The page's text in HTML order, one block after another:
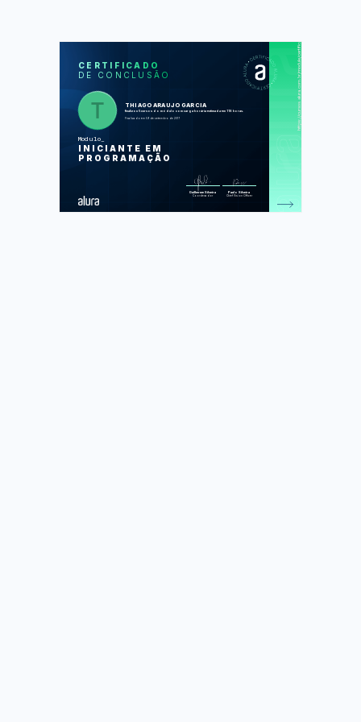
CERTIFICADO
DE CONCLUSÃO
THIAGOARAUJOGARCIA
finalizou 5 cursos do módulo com carga horária estimada em 118 horas.
Finalizado em 09 de setembro de 2017
Modulo
INICIANTE EM
PROGRAMAÇÃO
Guilherme Silveira
Coordenador
Paulo Silveira
Chief Vision Officer
CUR
SOS
JavaScript e HTML: desenvolva um
jogo e pratique lógica de programação
com desenhos, animações e um jogo
HTML5 e CSS3 I: Suas primeiras